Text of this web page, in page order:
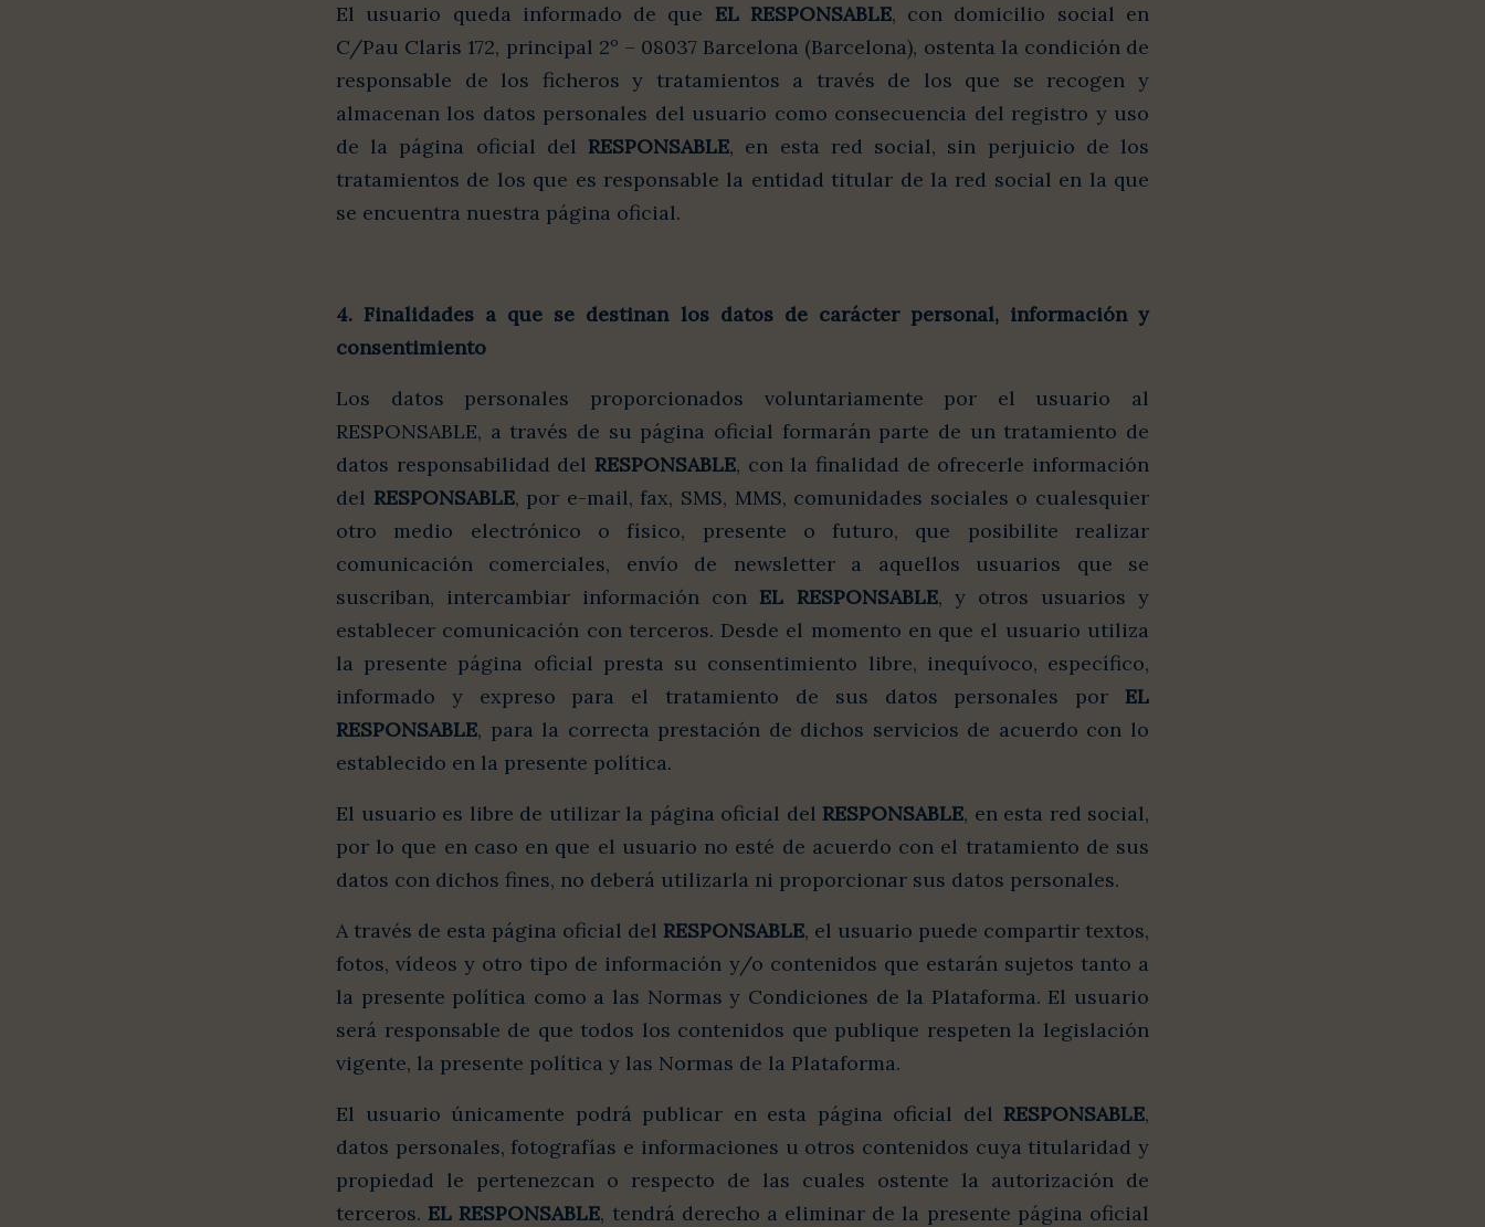
El usuario queda informado de que EL RESPONSABLE, con domicilio social en
C/Pau Claris 172, principal 2º – 08037 Barcelona (Barcelona), ostenta la condición de
responsable de los ficheros y tratamientos a través de los que se recogen y
almacenan los datos personales del usuario como consecuencia del registro y uso
de la página oficial del RESPONSABLE, en esta red social, sin perjuicio de los
tratamientos de los que es responsable la entidad titular de la red social en la que
se encuentra nuestra página oficial.
4. Finalidades a que se destinan los datos de carácter personal, información y
consentimiento
Los datos personales proporcionados voluntariamente por el usuario al
RESPONSABLE, a través de su página oficial formarán parte de un tratamiento de
datos responsabilidad del RESPONSABLE, con la finalidad de ofrecerle información
del RESPONSABLE, por e-mail, fax, SMS, MMS, comunidades sociales o cualesquier
otro medio electrónico o físico, presente o futuro, que posibilite realizar
comunicación comerciales, envío de newsletter a aquellos usuarios que se
suscriban, intercambiar información con EL RESPONSABLE, y otros usuarios y
establecer comunicación con terceros. Desde el momento en que el usuario utiliza
la presente página oficial presta su consentimiento libre, inequívoco, específico,
informado y expreso para el tratamiento de sus datos personales por EL
RESPONSABLE, para la correcta prestación de dichos servicios de acuerdo con lo
establecido en la presente política.
El usuario es libre de utilizar la página oficial del RESPONSABLE, en esta red social,
por lo que en caso en que el usuario no esté de acuerdo con el tratamiento de sus
datos con dichos fines, no deberá utilizarla ni proporcionar sus datos personales.
A través de esta página oficial del RESPONSABLE, el usuario puede compartir textos,
fotos, vídeos y otro tipo de información y/o contenidos que estarán sujetos tanto a
la presente política como a las Normas y Condiciones de la Plataforma. El usuario
será responsable de que todos los contenidos que publique respeten la legislación
vigente, la presente política y las Normas de la Plataforma.
El usuario únicamente podrá publicar en esta página oficial del RESPONSABLE,
datos personales, fotografías e informaciones u otros contenidos cuya titularidad y
propiedad le pertenezcan o respecto de las cuales ostente la autorización de
terceros. EL RESPONSABLE, tendrá derecho a eliminar de la presente página oficial